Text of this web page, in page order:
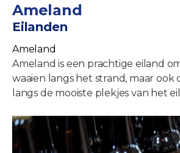
Ameland
Eilanden
Ameland
Ameland is een prachtige eiland
waaien langs het strand, maar ook
langs de mooiste plekjes van het